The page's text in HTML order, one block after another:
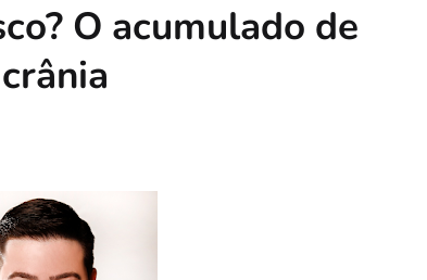
O acumulado de